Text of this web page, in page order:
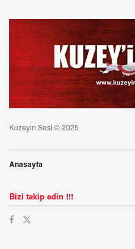
Kuzeyin Sesi © 2025
Anasayfa
Bizi takip edin !!!